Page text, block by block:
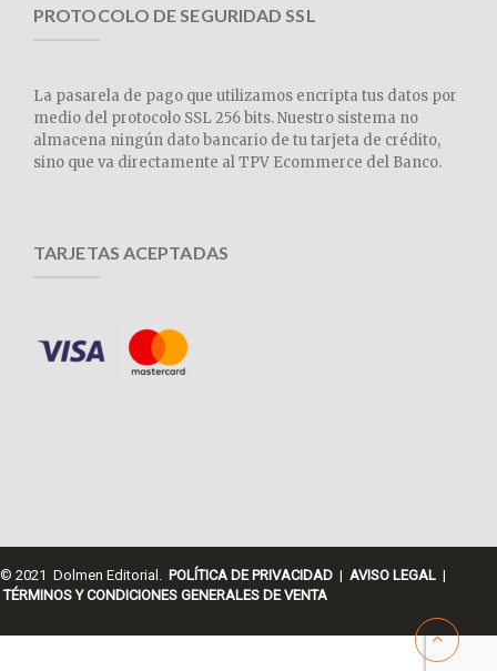
PROTOCOLO DE SEGURIDAD SSL
La pasarela de pago que utilizamos encripta tus datos por
medio del protocolo SSL 256 bits. Nuestro sistema no
almacena ningún dato bancario de tu tarjeta de crédito,
sino que va directamente al TPV Ecommerce del Banco.
TARJETAS ACEPTADAS
© 2021 Dolmen Editorial. POLÍTICA DE PRIVACIDAD | AVISO LEGAL |
TÉRMINOS Y CONDICIONES GENERALES DE VENTA